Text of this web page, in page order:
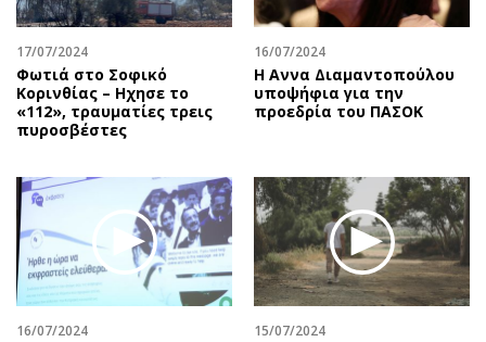
17/07/2024
Φωτιά στο Σοφικό
Κορινθίας – Ηχησε το
«112», τραυματίες τρεις
πυροσβέστες
16/07/2024
Η Αννα Διαμαντοπούλου
υποψήφια για την
προεδρία του ΠΑΣΟΚ
16/07/2024 15/07/2024